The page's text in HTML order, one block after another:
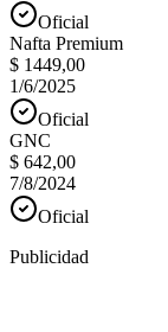
Oficial
Nafta Premium
$ 1449,00
1/6/2025
Oficial
GNC
$ 642,00
7/8/2024
Oficial
Publicidad